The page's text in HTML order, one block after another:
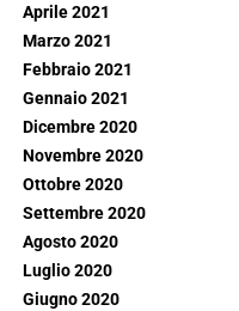
Aprile 2021
Marzo 2021
Febbraio 2021
Gennaio 2021
Dicembre 2020
Novembre 2020
Ottobre 2020
Settembre 2020
Agosto 2020
Luglio 2020
Giugno 2020